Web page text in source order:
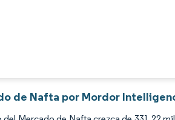
de Nafta por Mordor